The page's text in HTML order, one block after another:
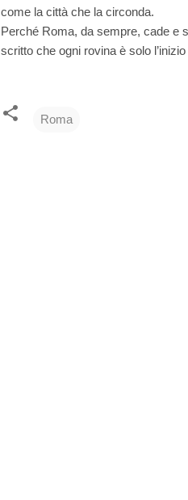
come la città che la circonda.
Perché Roma, da sempre, cade e
scritto che ogni rovina è solo l’inizio
Roma